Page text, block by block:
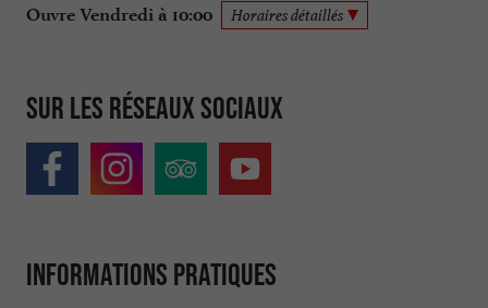
Ouvre Vendredi à 10:00 Horaires détaillés
Sur les réseaux sociaux
Informations pratiques